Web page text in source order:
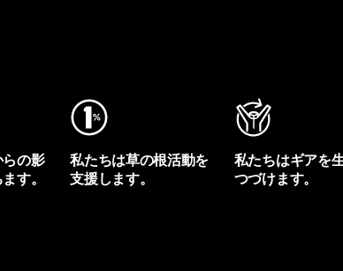
の影
す。
私たちは草の根活動を
支援します。
私たちはギアを
つづけます。